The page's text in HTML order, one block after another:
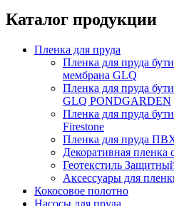
Каталог продукции
Пленка для пруда
Пленка для пруда
мембрана GLQ
Пленка для пруда
GLQ PONDGARDEN
Пленка для пруда
Firestone
Пленка для пруда
Декоративная пленка
Геотекстиль
Аксессуары для
Кокосовое полотно
Насосы для пруда